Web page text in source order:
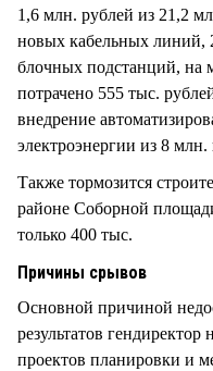
1,6 млн. рублей из 21,2
новых кабельных линий,
блочных подстанций, на
потрачено 555 тыс.
внедрение
электроэнергии из 8
Также тормозится
районе Соборной
только 400 тыс.
Причины срывов
Основной причиной
результатов
проектов планировки и